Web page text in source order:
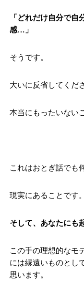
「どれだけ自分で
感…」
そうです。
大いに反省してくだ
本当にもったいない
これはおとぎ話でも
現実にあることです。
そして、あなたにも
この手の理想的なモ
には縁遠いものとし
思います。